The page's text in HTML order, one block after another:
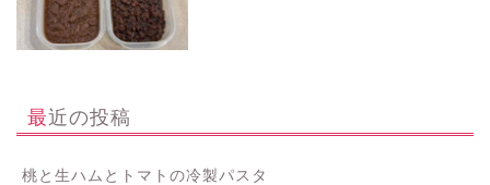
最近の投稿
桃と生ハムとトマトの冷製パスタ